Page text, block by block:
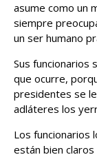
asume como un
siempre
un ser humano
Sus funcionarios
que ocurre,
presidentes se
adláteres los
Los funcionarios
están bien